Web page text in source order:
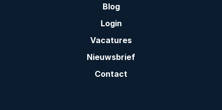
Blog
Login
Vacatures
Nieuwsbrief
Contact